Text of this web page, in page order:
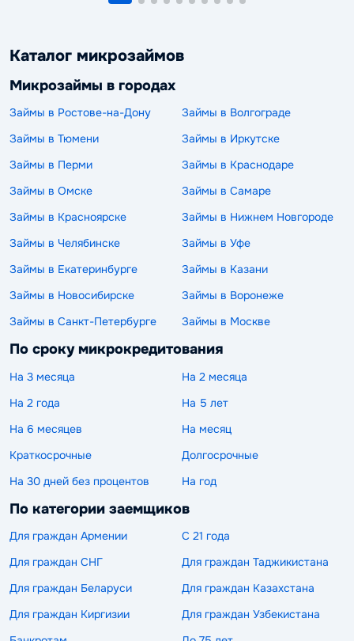
Каталог микрозаймов
Микрозаймы в городах
Займы в Ростове-на-Дону
Займы в Волгограде
Займы в Тюмени
Займы в Иркутске
Займы в Перми
Займы в Краснодаре
Займы в Омске
Займы в Самаре
Займы в Красноярске
Займы в Нижнем Новгороде
Займы в Челябинске
Займы в Уфе
Займы в Екатеринбурге
Займы в Казани
Займы в Новосибирске
Займы в Воронеже
Займы в Санкт-Петербурге
Займы в Москве
По сроку микрокредитования
На 3 месяца
На 2 месяца
На 2 года
На 5 лет
На 6 месяцев
На месяц
Краткосрочные
Долгосрочные
На 30 дней без процентов
На год
По категории заемщиков
Для граждан Армении
С 21 года
Для граждан СНГ
Для граждан Таджикистана
Для граждан Беларуси
Для граждан Казахстана
Для граждан Киргизии
Для граждан Узбекистана